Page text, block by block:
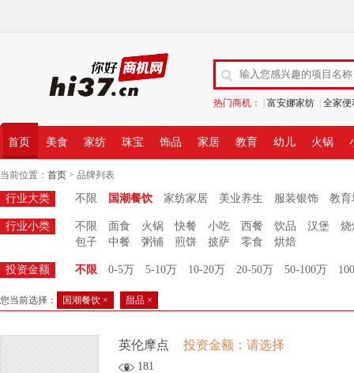
热门商机： 富安娜家纺 全家便
首页 美食 家纺 珠宝 饰品 家居 教育 幼儿 火锅
当前位置： 首页 > 品牌列表
行业大类 不限 国潮餐饮 家纺家居 美业养生 服装银饰 教育
行业小类 不限 面食 火锅 快餐 小吃 西餐 饮品 汉堡
烧
包子
中餐 粥铺 煎饼 披萨 零食 烘焙
投资金额 不限 0-5万 5-10万 10-20万 20-50万 50-100万
您当前选择： 国潮餐饮 × 甜品 ×
英伦摩点 投资金额：请选择
181